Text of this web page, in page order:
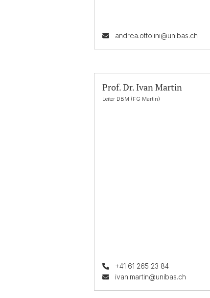
andrea.ottolini@unibas.ch
Prof. Dr. Ivan Martin
Leiter DBM (FG Martin)
+41 61 265 23 84
ivan.martin@unibas.ch